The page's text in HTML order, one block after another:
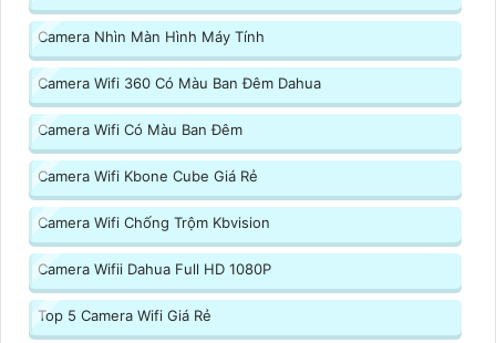
Camera Nhìn Màn Hình Máy Tính
Camera Wifi 360 Có Màu Ban Đêm Dahua
Camera Wifi Có Màu Ban Đêm
Camera Wifi Kbone Cube Giá Rẻ
Camera Wifi Chống Trộm Kbvision
Camera Wifii Dahua Full HD 1080P
Top 5 Camera Wifi Giá Rẻ